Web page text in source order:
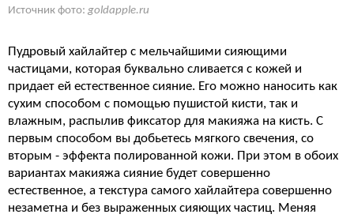
Источник фото: goldapple.ru
Пудровый хайлайтер с мельчайшими сияющими
частицами, которая буквально сливается с кожей и
придает ей естественное сияние. Его можно наносить как
сухим способом с помощью пушистой кисти, так и
влажным, распылив фиксатор для макияжа на кисть. С
первым способом вы добьетесь мягкого свечения, со
вторым - эффекта полированной кожи. При этом в обоих
вариантах макияжа сияние будет совершенно
естественное, а текстура самого хайлайтера совершенно
незаметна и без выраженных сияющих частиц. Меняя